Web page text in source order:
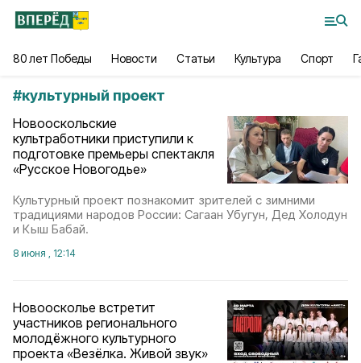
80 лет Победы Новости Статьи Культура Спорт
#культурный проект
Новооскольские
культработники приступили к
подготовке премьеры спектакля
«Русское Новогодье»
Культурный проект познакомит зрителей с зимними
традициями народов России: Сагаан Убугун, Дед Холодун
и Кыш Бабай.
8 июня , 12:14
Новоосколье встретит
участников регионального
молодёжного культурного
проекта «Везёлка. Живой звук»